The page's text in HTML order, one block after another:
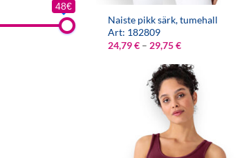
48€
Naiste pikk särk, tumehall
Art: 182809
24,79€ – 29,75€Hinnavahemik:
kuni
29,75 €